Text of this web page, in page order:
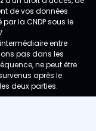
de vos données
la CNDP sous le
entre
pas dans les
ne peut être
après le
deux parties.